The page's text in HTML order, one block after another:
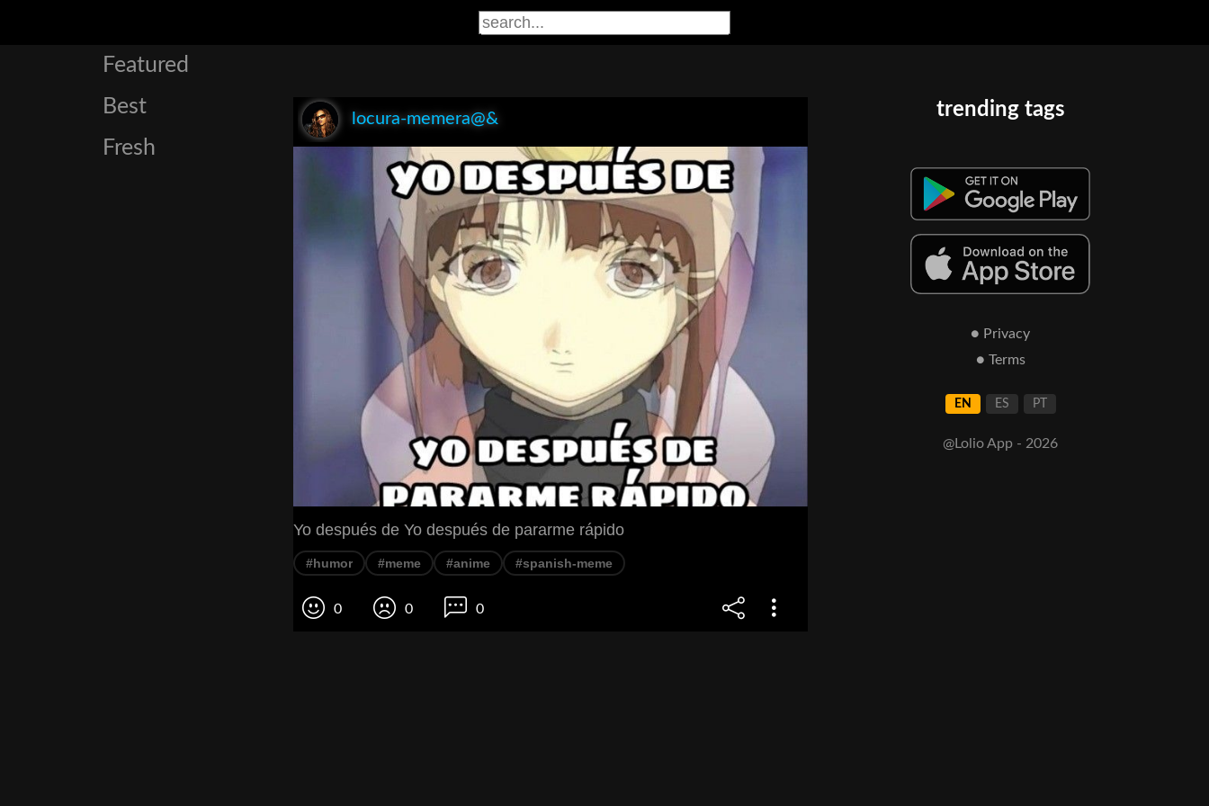
Featured
Best
Fresh
locura-memera@&
Yo después de Yo después de pararme rápido
#humor #meme #anime #spanish-meme
0 0 0
trending tags
● Privacy
● Terms
EN ES PT
@Lolio App - 2026